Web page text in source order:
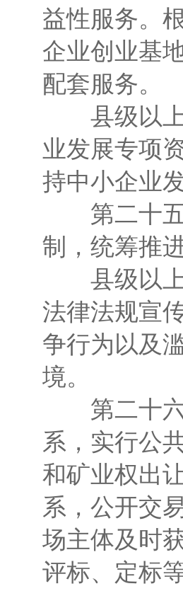
益性服务。
企业创业基
配套服务。
县级以上
业发展专项
持中小企业发
第二十五
制，统筹推
县级以上
法律法规宣
争行为以及
境。
第二十六
系，实行公
和矿业权出
系，公开交
场主体及时
评标、定标